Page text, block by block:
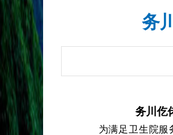
务
务川仡
为满足卫生院服